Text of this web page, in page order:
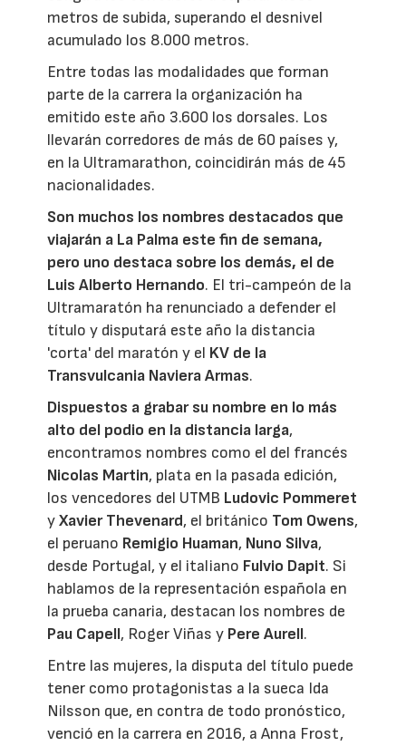
metros de subida, superando el desnivel
acumulado los 8.000 metros.
Entre todas las modalidades que forman
parte de la carrera la organización ha
emitido este año 3.600 los dorsales. Los
llevarán corredores de más de 60 países y,
en la Ultramarathon, coincidirán más de 45
nacionalidades.
Son muchos los nombres destacados que
viajarán a La Palma este fin de semana,
pero uno destaca sobre los demás, el de
Luis Alberto Hernando. El tri-campeón de la
Ultramaratón ha renunciado a defender el
título y disputará este año la distancia
'corta' del maratón y el KV de la
Transvulcania Naviera Armas.
Dispuestos a grabar su nombre en lo más
alto del podio en la distancia larga,
encontramos nombres como el del francés
Nicolas Martin, plata en la pasada edición,
los vencedores del UTMB Ludovic Pommeret
yXavier Thevenard, el británico Tom Owens,
el peruano Remigio Huaman, Nuno Silva,
desde Portugal, y el italiano Fulvio Dapit. Si
hablamos de la representación española en
la prueba canaria, destacan los nombres de
Pau Capell, Roger Viñas y Pere Aurell.
Entre las mujeres, la disputa del título puede
tener como protagonistas a la sueca Ida
Nilsson que, en contra de todo pronóstico,
venció en la carrera en 2016, a Anna Frost,